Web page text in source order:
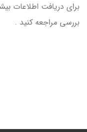
برای دریافت اطلاعات
بررسی مراجعه کنید .